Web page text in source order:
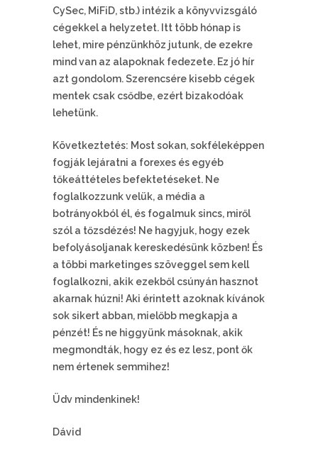
CySec, MiFiD, stb.) intézik a könyvvizsgáló
cégekkel a helyzetet. Itt több hónap is
lehet, mire pénzünkhöz jutunk, de ezekre
mind van az alapoknak fedezete. Ez jó hír
azt gondolom. Szerencsére kisebb cégek
mentek csak csődbe, ezért bizakodóak
lehetünk.
Következtetés: Most sokan, sokféleképpen
fogják lejáratni a forexes és egyéb
tőkeáttételes befektetéseket. Ne
foglalkozzunk velük, a média a
botrányokból él, és fogalmuk sincs, miről
szól a tőzsdézés! Ne hagyjuk, hogy ezek
befolyásoljanak kereskedésünk közben! És
a többi marketinges szöveggel sem kell
foglalkozni, akik ezekből csúnyán hasznot
akarnak húzni! Aki érintett azoknak kívánok
sok sikert abban, mielőbb megkapja a
pénzét! És ne higgyünk másoknak, akik
megmondták, hogy ez és ez lesz, pont ők
nem értenek semmihez!
Üdv mindenkinek!
Dávid